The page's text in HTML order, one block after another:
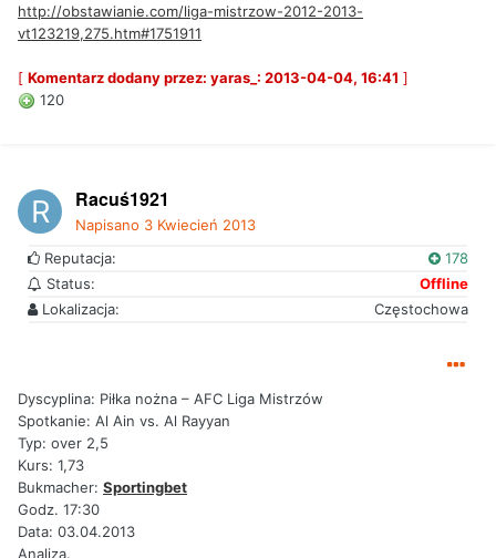
http://obstawianie.com/liga-mistrzow-2012-2013-
vt123219,275.htm#1751911
[ Komentarz dodany przez: yaras_: 2013-04-04, 16:41 ]
120
Racuś1921
Napisano 3 Kwiecień 2013
Reputacja:
178
Status:
Offline
Lokalizacja:
Częstochowa
Dyscyplina: Piłka nożna – AFC Liga Mistrzów
Spotkanie: Al Ain vs. Al Rayyan
Typ: over 2,5
Kurs: 1,73
Bukmacher: Sportingbet
Godz. 17:30
Data: 03.04.2013
Analiza.